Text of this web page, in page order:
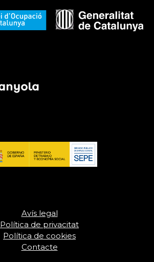
Avís legal
Política de privacitat
Política de cookies
Contacte